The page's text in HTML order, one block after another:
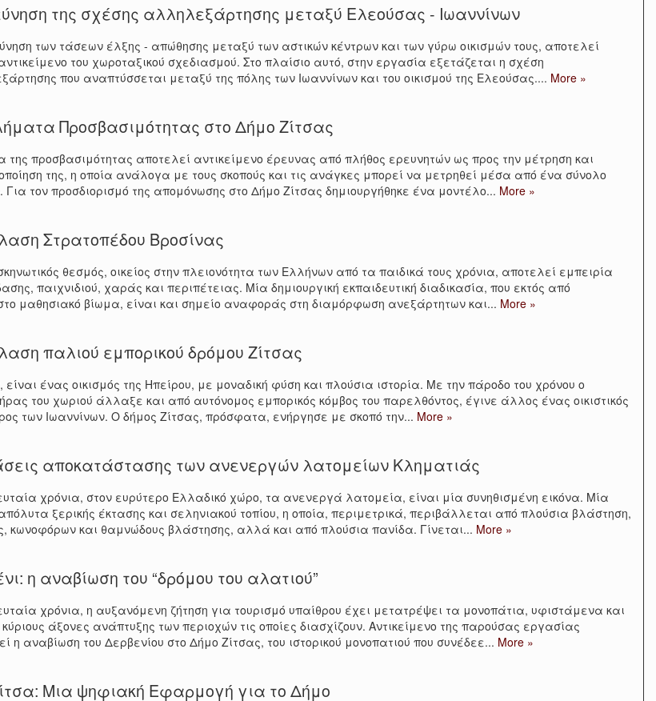
της σχέσης αλληλεξάρτησης μεταξύ Ελεούσας - Ιωαννίνων
των τάσεων έλξης - απώθησης μεταξύ των αστικών κέντρων και των γύρω οικισμών τους, αποτελεί
του χωροταξικού σχεδιασμού. Στο πλαίσιο αυτό, στην εργασία εξετάζεται η σχέση
που αναπτύσσεται μεταξύ της πόλης των Ιωαννίνων και του οικισμού της Ελεούσας.... More »
Προσβασιμότητας στο Δήμο Ζίτσας
της προσβασιμότητας αποτελεί αντικείμενο έρευνας από πλήθος ερευνητών ως προς την μέτρηση και
της, η οποία ανάλογα με τους σκοπούς και τις ανάγκες μπορεί να μετρηθεί μέσα από ένα σύνολο
Για τον προσδιορισμό της απομόνωσης στο Δήμο Ζίτσας δημιουργήθηκε ένα μοντέλο... More »
Στρατοπέδου Βροσίνας
θεσμός, οικείος στην πλειονότητα των Ελλήνων από τα παιδικά τους χρόνια, αποτελεί εμπειρία
παιχνιδιού, χαράς και περιπέτειας. Μία δημιουργική εκπαιδευτική διαδικασία, που εκτός από
μαθησιακό βίωμα, είναι και σημείο αναφοράς στη διαμόρφωση ανεξάρτητων και... More »
παλιού εμπορικού δρόμου Ζίτσας
είναι ένας οικισμός της Ηπείρου, με μοναδική φύση και πλούσια ιστορία. Με την πάροδο του χρόνου ο
του χωριού άλλαξε και από αυτόνομος εμπορικός κόμβος του παρελθόντος, έγινε άλλος ένας οικιστικός
των Ιωαννίνων. Ο δήμος Ζίτσας, πρόσφατα, ενήργησε με σκοπό την... More »
αποκατάστασης των ανενεργών λατομείων Κληματιάς
χρόνια, στον ευρύτερο Ελλαδικό χώρο, τα ανενεργά λατομεία, είναι μία συνηθισμένη εικόνα. Μία
ξερικής έκτασης και σεληνιακού τοπίου, η οποία, περιμετρικά, περιβάλλεται από πλούσια βλάστηση,
κωνοφόρων και θαμνώδους βλάστησης, αλλά και από πλούσια πανίδα. Γίνεται... More »
η αναβίωση του “δρόμου του αλατιού”
χρόνια, η αυξανόμενη ζήτηση για τουρισμό υπαίθρου έχει μετατρέψει τα μονοπάτια, υφιστάμενα και
άξονες ανάπτυξης των περιοχών τις οποίες διασχίζουν. Αντικείμενο της παρούσας εργασίας
η αναβίωση του Δερβενίου στο Δήμο Ζίτσας, του ιστορικού μονοπατιού που συνέδεε... More »
Μια ψηφιακή Εφαρμογή για το Δήμο